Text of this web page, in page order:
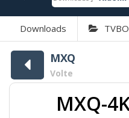
Downloads
MXQ
Volte
MXQ-